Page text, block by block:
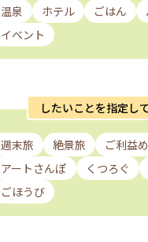
温泉
ホテル ごはん
イベント
したいことを指定し
週末旅 絶景旅
ご利益
アートさんぽ
くつろぐ
ごほうび